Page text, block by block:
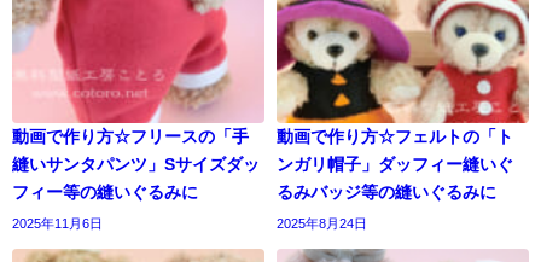
動画で作り方☆フリースの「手
縫いサンタパンツ」Sサイズダッ
フィー等の縫いぐるみに
2025年11月6日
動画で作り方☆フェルトの「ト
ンガリ帽子」ダッフィー縫いぐ
るみバッジ等の縫いぐるみに
2025年8月24日